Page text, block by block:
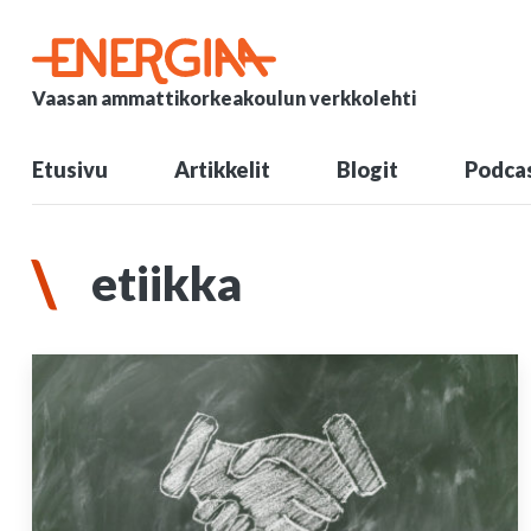
Vaasan ammattikorkeakoulun verkkolehti
Etusivu Artikkelit Blogit
etiikka